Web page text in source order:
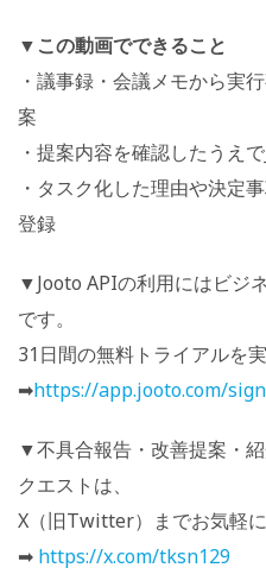
▼この動画でできること
・議事録・会議メモから実
案
・提案内容を確認したうえ
・タスク化した理由や決定
登録
▼Jooto APIの利用にはビジ
です。
31日間の無料トライアルを
➡https://app.jooto.com/
▼不具合報告・改善提案・
クエストは、
X（旧Twitter）までお気軽
➡ https://x.com/tksn129